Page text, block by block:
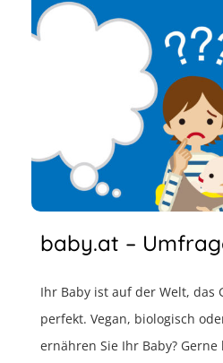
baby.at –
Ihr Baby ist auf der Welt, das
perfekt. Vegan, biologisch
ernähren Sie Ihr Baby?